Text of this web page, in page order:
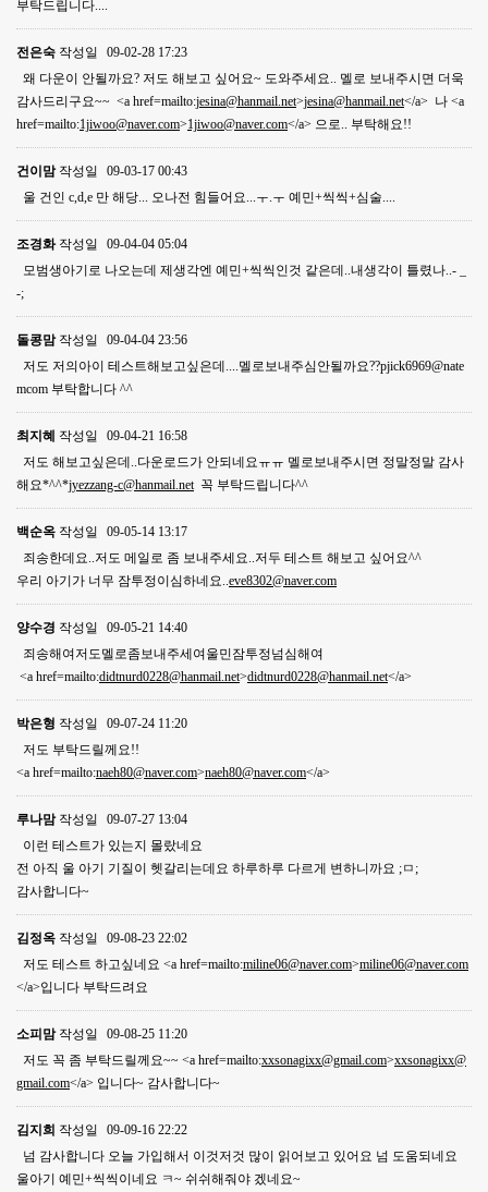
부탁드립니다....
전은숙 작성일
09-02-28 17:23
왜 다운이 안될까요? 저도 해보고 싶어요~ 도와주세요.. 멜로 보내주시면 더욱
감사드리구요~~ <a href=mailto:jesina@hanmail.net>jesina@hanmail.net</a> 나 <a
href=mailto:1jiwoo@naver.com>1jiwoo@naver.com</a> 으로.. 부탁해요!!
건이맘 작성일
09-03-17 00:43
울 건인 c,d,e 만 해당... 오나전 힘들어요...ㅜ.ㅜ 예민+씩씩+심술....
조경화 작성일
09-04-04 05:04
모범생아기로 나오는데 제생각엔 예민+씩씩인것 같은데..내생각이 틀렸나..- _
-;
돌콩맘 작성일
09-04-04 23:56
저도 저의아이 테스트해보고싶은데....멜로보내주심안될까요??pjick6969@nate
mcom 부탁합니다 ^^
최지혜 작성일
09-04-21 16:58
저도 해보고싶은데..다운로드가 안되네요ㅠㅠ 멜로보내주시면 정말정말 감사
해요*^^*jyezzang-c@hanmail.net 꼭 부탁드립니다^^
백순옥 작성일
09-05-14 13:17
죄송한데요..저도 메일로 좀 보내주세요..저두 테스트 해보고 싶어요^^
우리 아기가 너무 잠투정이심하네요.. eve8302@naver.com
양수경 작성일
09-05-21 14:40
죄송해여저도멜로좀보내주세여울민잠투정넘심해여
<a href=mailto:didtnurd0228@hanmail.net>didtnurd0228@hanmail.net</a>
박은형 작성일
09-07-24 11:20
저도 부탁드릴께요!!
<a href=mailto:naeh80@naver.com>naeh80@naver.com</a>
루나맘 작성일
09-07-27 13:04
이런 테스트가 있는지 몰랐네요
전 아직 울 아기 기질이 헷갈리는데요 하루하루 다르게 변하니까요 ;ㅁ;
감사합니다~
김정옥 작성일
09-08-23 22:02
저도 테스트 하고싶네요 <a href=mailto:miline06@naver.com>miline06@naver.com
</a>입니다 부탁드려요
소피맘 작성일
09-08-25 11:20
저도 꼭 좀 부탁드릴께요~~ <a href=mailto:xxsonagixx@gmail.com>xxsonagixx@
gmail.com</a> 입니다~ 감사합니다~
김지희 작성일
09-09-16 22:22
넘 감사합니다 오늘 가입해서 이것저것 많이 읽어보고 있어요 넘 도움되네요
울아기 예민+씩씩이네요 ㅋ~ 쉬쉬해줘야 겠네요~